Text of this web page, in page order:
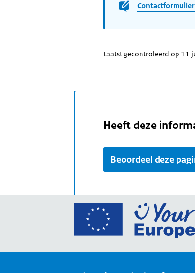
Contactformulier
Laatst gecontroleerd op 11
Heeft deze
Beoordeel deze